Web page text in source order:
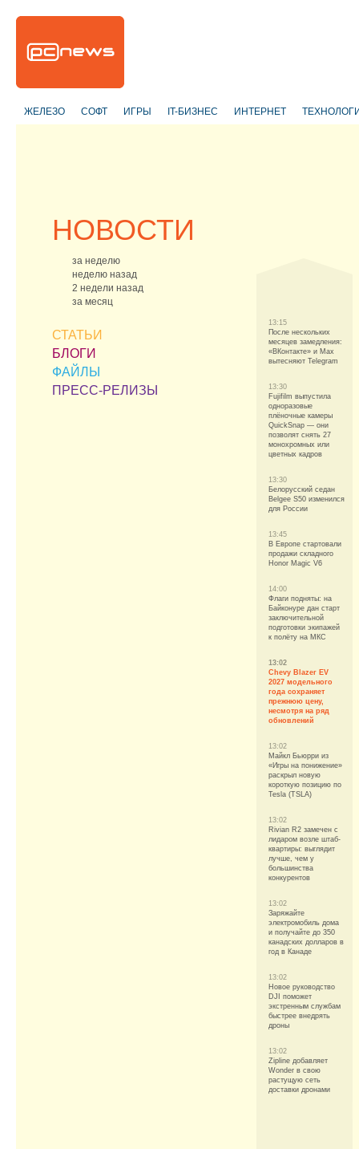
ЖЕЛЕЗО СОФТ ИГРЫ IT-БИЗНЕС ИНТЕРНЕТ
НОВОСТИ
за неделю
неделю назад
2 недели назад
за месяц
СТАТЬИ
БЛОГИ
ФАЙЛЫ
ПРЕСС-РЕЛИЗЫ
13:15
После нескольких
месяцев замедления:
«ВКонтакте» и Max
вытесняют Telegram
13:30
Fujifilm выпустила
одноразовые
плёночные камеры
QuickSnap — они
позволят снять 27
монохромных или
цветных кадров
13:30
Белорусский седан
Belgee S50 изменился
для России
13:45
В Европе стартовали
продажи складного
Honor Magic V6
14:00
Флаги подняты: на
Байконуре дан старт
заключительной
подготовки экипажей
к полёту на МКС
13:02
Chevy Blazer EV
2027 модельного
года сохраняет
прежнюю цену,
несмотря на ряд
обновлений
13:02
Майкл Бьюрри из
«Игры на понижение»
раскрыл новую
короткую позицию по
Tesla (TSLA)
13:02
Rivian R2 замечен с
лидаром возле штаб-
квартиры: выглядит
лучше, чем у
большинства
конкурентов
13:02
Заряжайте
электромобиль дома
и получайте до 350
канадских долларов в
год в Канаде
13:02
Новое руководство
DJI поможет
экстренным службам
быстрее внедрять
дроны
13:02
Zipline добавляет
Wonder в свою
растущую сеть
доставки дронами